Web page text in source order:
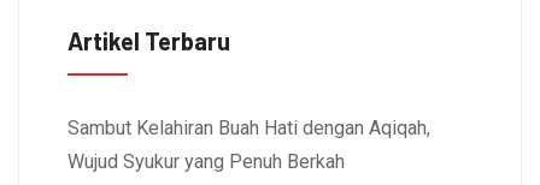
Artikel Terbaru
Sambut Kelahiran Buah Hati dengan Aqiqah,
Wujud Syukur yang Penuh Berkah